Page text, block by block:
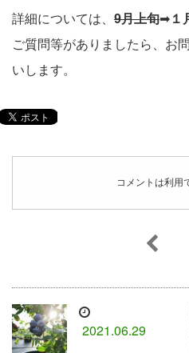
詳細については、 9月上旬➡ １
ご質問等がありましたら、お
いします。
コメントは利用
2021.06.29